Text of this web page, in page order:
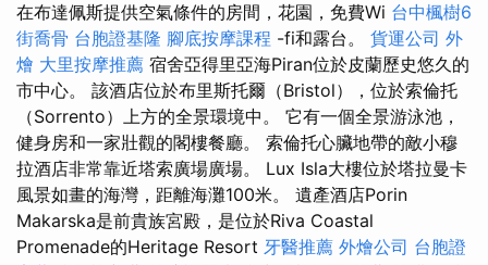
在布達佩斯提供空氣條件的房間，花園，免費Wi 台中楓樹6
街喬骨 台胞證基隆 腳底按摩課程 -fi和露台。 貨運公司 外
燴 大里按摩推薦 宿舍亞得里亞海Piran位於皮蘭歷史悠久的
市中心。 該酒店位於布里斯托爾（Bristol），位於索倫托
（Sorrento）上方的全景環境中。 它有一個全景游泳池，
健身房和一家壯觀的閣樓餐廳。 索倫托心臟地帶的敵小穆
拉酒店非常靠近塔索廣場廣場。 Lux Isla大樓位於塔拉曼卡
風景如畫的海灣，距離海灘100米。 遺產酒店Porin
Makarska是前貴族宮殿，是位於Riva Coastal
Promenade的Heritage Resort 牙醫推薦 外燴公司 台胞證